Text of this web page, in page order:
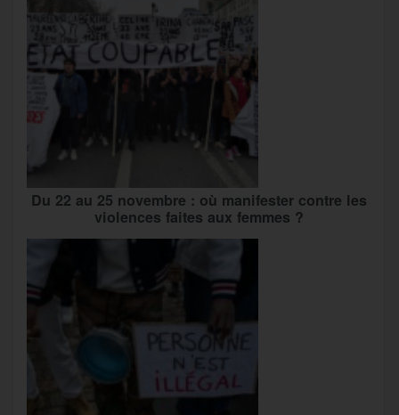
Du 22 au 25 novembre : où manifester contre les
violences faites aux femmes ?